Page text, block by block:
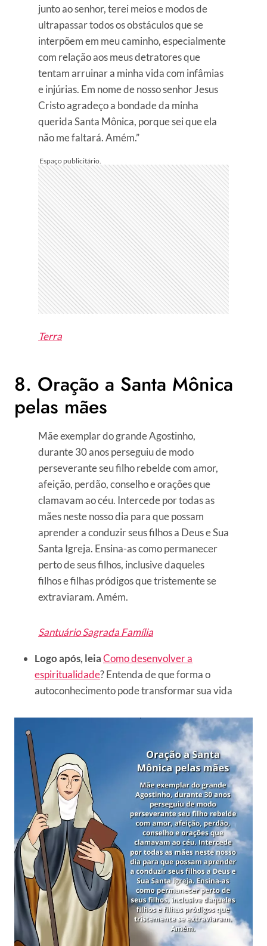
junto ao senhor, terei meios e modos de
ultrapassar todos os obstáculos que se
interpõem em meu caminho, especialmente
com relação aos meus detratores que
tentam arruinar a minha vida com infâmias
e injúrias. Em nome de nosso senhor Jesus
Cristo agradeço a bondade da minha
querida Santa Mônica, porque sei que ela
não me faltará. Amém.”
Terra
8. Oração a Santa Mônica
pelas mães
Mãe exemplar do grande Agostinho,
durante 30 anos perseguiu de modo
perseverante seu filho rebelde com amor,
afeição, perdão, conselho e orações que
clamavam ao céu. Intercede por todas as
mães neste nosso dia para que possam
aprender a conduzir seus filhos a Deus e Sua
Santa Igreja. Ensina-as como permanecer
perto de seus filhos, inclusive daqueles
filhos e filhas pródigos que tristemente se
extraviaram. Amém.
Santuário Sagrada Família
Logo após, leiaComo desenvolver a
espiritualidade? Entenda de que forma o
autoconhecimento pode transformar sua vida